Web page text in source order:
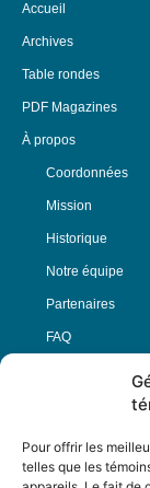
Pour offrir les
telles que les
Accueil
Archives
Table rondes
PDF Magazines
À propos
Coordonnées
Mission
Historique
Notre équipe
Partenaires
FAQ